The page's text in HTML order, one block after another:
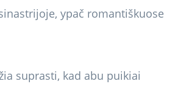
ypač romantiškuose
suprasti, kad abu puikiai